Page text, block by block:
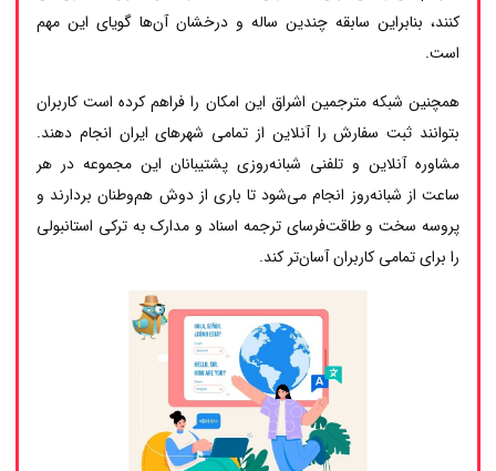
کنند، بنابراین سابقه چندین ساله و درخشان آن‌ها گویای این مهم
است.
همچنین شبکه مترجمین اشراق این امکان را فراهم کرده است کاربران
بتوانند ثبت سفارش را آنلاین از تمامی شهرهای ایران انجام دهند.
مشاوره آنلاین و تلفنی شبانه‌روزی پشتیبانان این مجموعه در هر
ساعت از شبانه‌روز انجام می‌شود تا باری از دوش هم‌وطنان بردارند و
پروسه سخت و طاقت‌فرسای ترجمه اسناد و مدارک به ترکی استانبولی
را برای تمامی کاربران آسان‌تر کند.